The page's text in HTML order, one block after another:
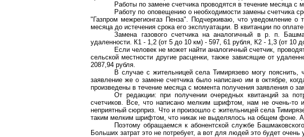
Работы по замене счетчика проводятся в течение месяца с
Работу по оповещению о необходимости замены счетчика
"Газпром межрегионгаз Пенза". Подчеркиваю, что уведомление о
месяца до истечения срока его эксплуатации. В квитанции по
Замена газового счетчика нааналогичный в р. п.
удаленности. К1 - 1,2 (от 5 до 10 км) - 597, 61 рубля, К2 - 1,3 (от 10
Если человек не может найти аналогичный счетчик,
сельской местности другие расценки, также зависящие от
2087,94 рубля.
В случае с жительницей села Тимирязево могу пояснить,
заявление же о замене счетчика было написано им в октябре,
произведены в течение месяца с момента получения заявления о
От редакции: при получении очередных квитанций за
счетчиков. Все, что написано мелким шрифтом, нам не очень-то
неприятный сюрприз. Что и произошло с жительницей села
таким мелким шрифтом, что никак не выделялось на общем фоне.
Поэтому обращаемся к абонентской службе Башмаковского
Больших затрат это не потребует, а вот для людей это будет очень